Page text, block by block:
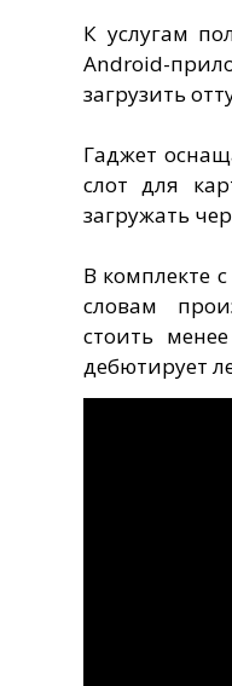
К услугам
Android-
загрузить
Гаджет
слот для
загружать
В комплекте
словам
стоить
дебютирует